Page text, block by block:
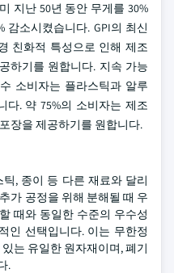
지난 50년 동안 무게를 30%
감소시켰습니다. GPI의 최신
친화적 특성으로 인해 제조
하기를 원합니다. 지속 가능
소비자는 플라스틱과 알루
다. 약 75%의 소비자는 제조
장을 제공하기를 원합니다.
틱, 종이 등 다른 재료와 달리
가 공정을 위해 분해될 때 우
때와 동일한 수준의 우수성
인 선택입니다. 이는 무한정
는 유일한 원자재이며, 폐기
.